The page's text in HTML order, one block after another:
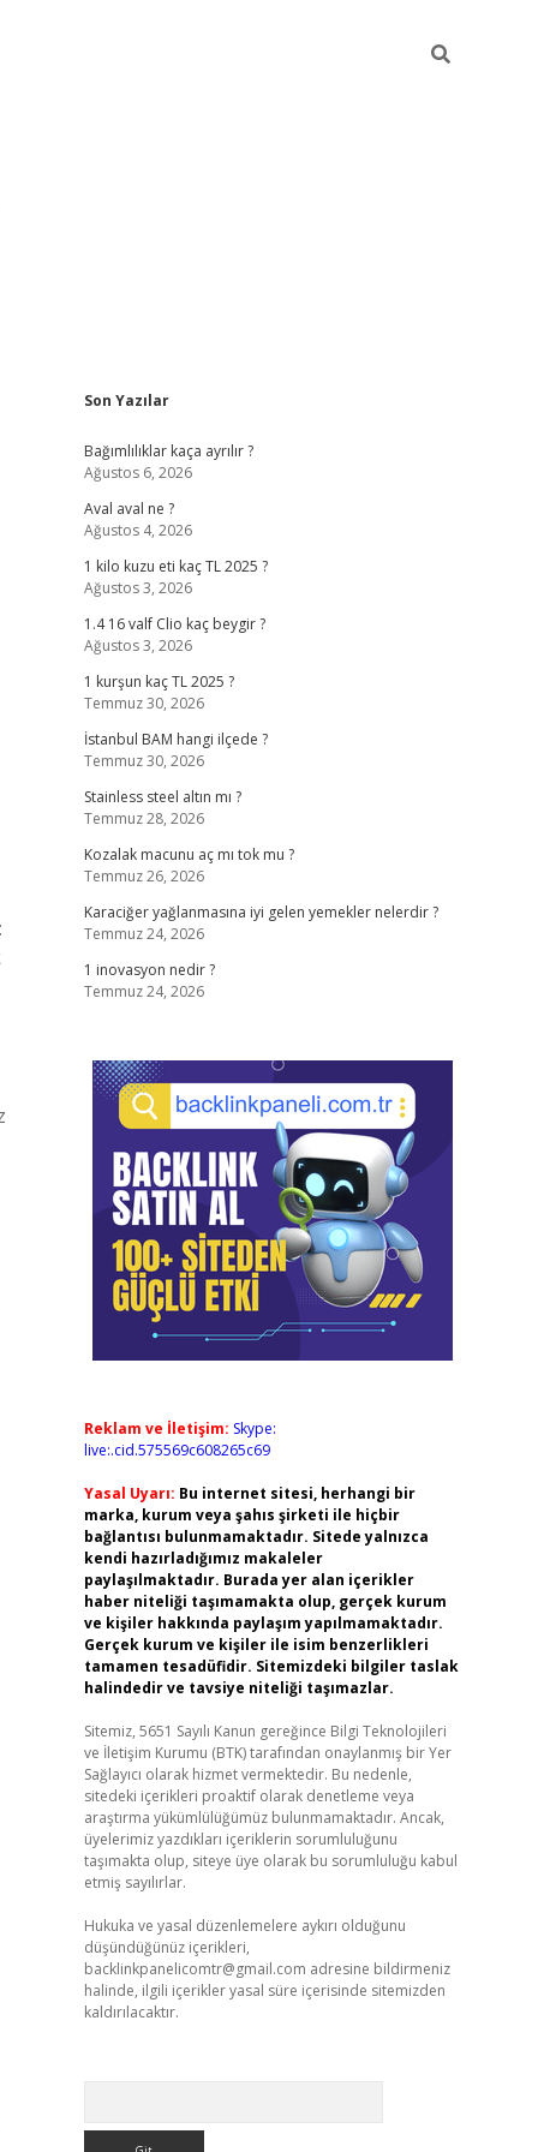
Sidebar
Son Yazılar
Bağımlılıklar kaça ayrılır ?
Ağustos 6, 2026
Aval aval ne ?
Ağustos 4, 2026
1 kilo kuzu eti kaç TL 2025 ?
Ağustos 3, 2026
1.4 16 valf Clio kaç beygir ?
Ağustos 3, 2026
1 kurşun kaç TL 2025 ?
Temmuz 30, 2026
İstanbul BAM hangi ilçede ?
Temmuz 30, 2026
Stainless steel altın mı ?
Temmuz 28, 2026
Kozalak macunu aç mı tok mu ?
Temmuz 26, 2026
Karaciğer yağlanmasına iyi gelen yemekler nelerdir ?
Temmuz 24, 2026
1 inovasyon nedir ?
Temmuz 24, 2026
Reklam ve İletişim: Skype:
live:.cid.575569c608265c69
Yasal Uyarı: Bu internet sitesi, herhangi bir
marka, kurum veya şahıs şirketi ile hiçbir
bağlantısı bulunmamaktadır. Sitede yalnızca
kendi hazırladığımız makaleler
paylaşılmaktadır. Burada yer alan içerikler
haber niteliği taşımamakta olup, gerçek kurum
ve kişiler hakkında paylaşım yapılmamaktadır.
Gerçek kurum ve kişiler ile isim benzerlikleri
tamamen tesadüfidir. Sitemizdeki bilgiler taslak
halindedir ve tavsiye niteliği taşımazlar.
Sitemiz, 5651 Sayılı Kanun gereğince Bilgi Teknolojileri
ve İletişim Kurumu (BTK) tarafından onaylanmış bir Yer
Sağlayıcı olarak hizmet vermektedir. Bu nedenle,
sitedeki içerikleri proaktif olarak denetleme veya
araştırma yükümlülüğümüz bulunmamaktadır. Ancak,
üyelerimiz yazdıkları içeriklerin sorumluluğunu
taşımakta olup, siteye üye olarak bu sorumluluğu kabul
etmiş sayılırlar.
Hukuka ve yasal düzenlemelere aykırı olduğunu
düşündüğünüz içerikleri,
backlinkpanelicomtr@gmail.com adresine bildirmeniz
halinde, ilgili içerikler yasal süre içerisinde sitemizden
kaldırılacaktır.